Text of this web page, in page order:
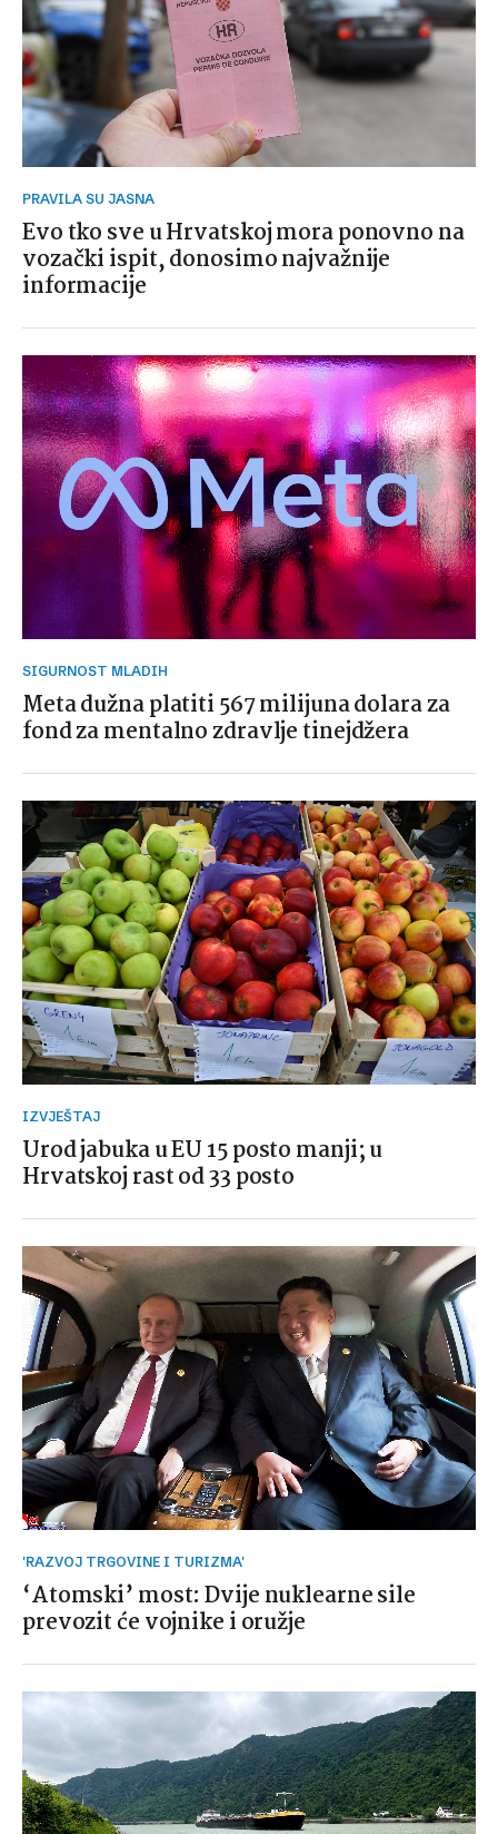
PRAVILA SU JASNA
Evo tko sve u Hrvatskoj mora ponovno na
vozački ispit, donosimo najvažnije
informacije
SIGURNOST MLADIH
Meta dužna platiti 567 milijuna dolara za
fond za mentalno zdravlje tinejdžera
IZVJEŠTAJ
Urod jabuka u EU 15 posto manji; u
Hrvatskoj rast od 33 posto
'RAZVOJ TRGOVINE I TURIZMA'
‘Atomski’ most: Dvije nuklearne sile
prevozit će vojnike i oružje